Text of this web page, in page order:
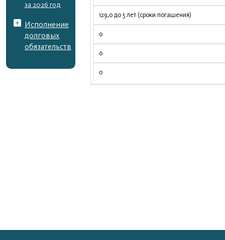
за 2026 год
Исполнение
долговых
обязательств
129,0 до 5 лет (сроки погашения)
0
0
0